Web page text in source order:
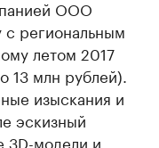
ООО
с региональным
летом 2017
13 млн рублей).
изыскания и
эскизный
3D-модели и